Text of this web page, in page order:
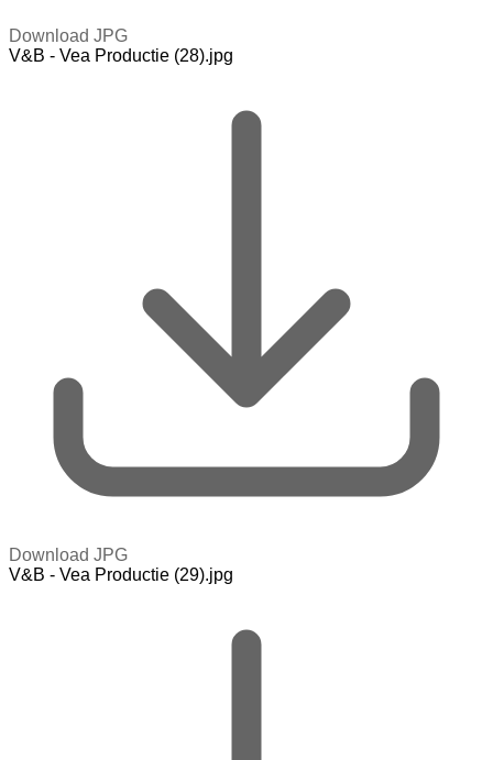
Download JPG
V&B - Vea Productie (28).jpg
Download JPG
V&B - Vea Productie (29).jpg